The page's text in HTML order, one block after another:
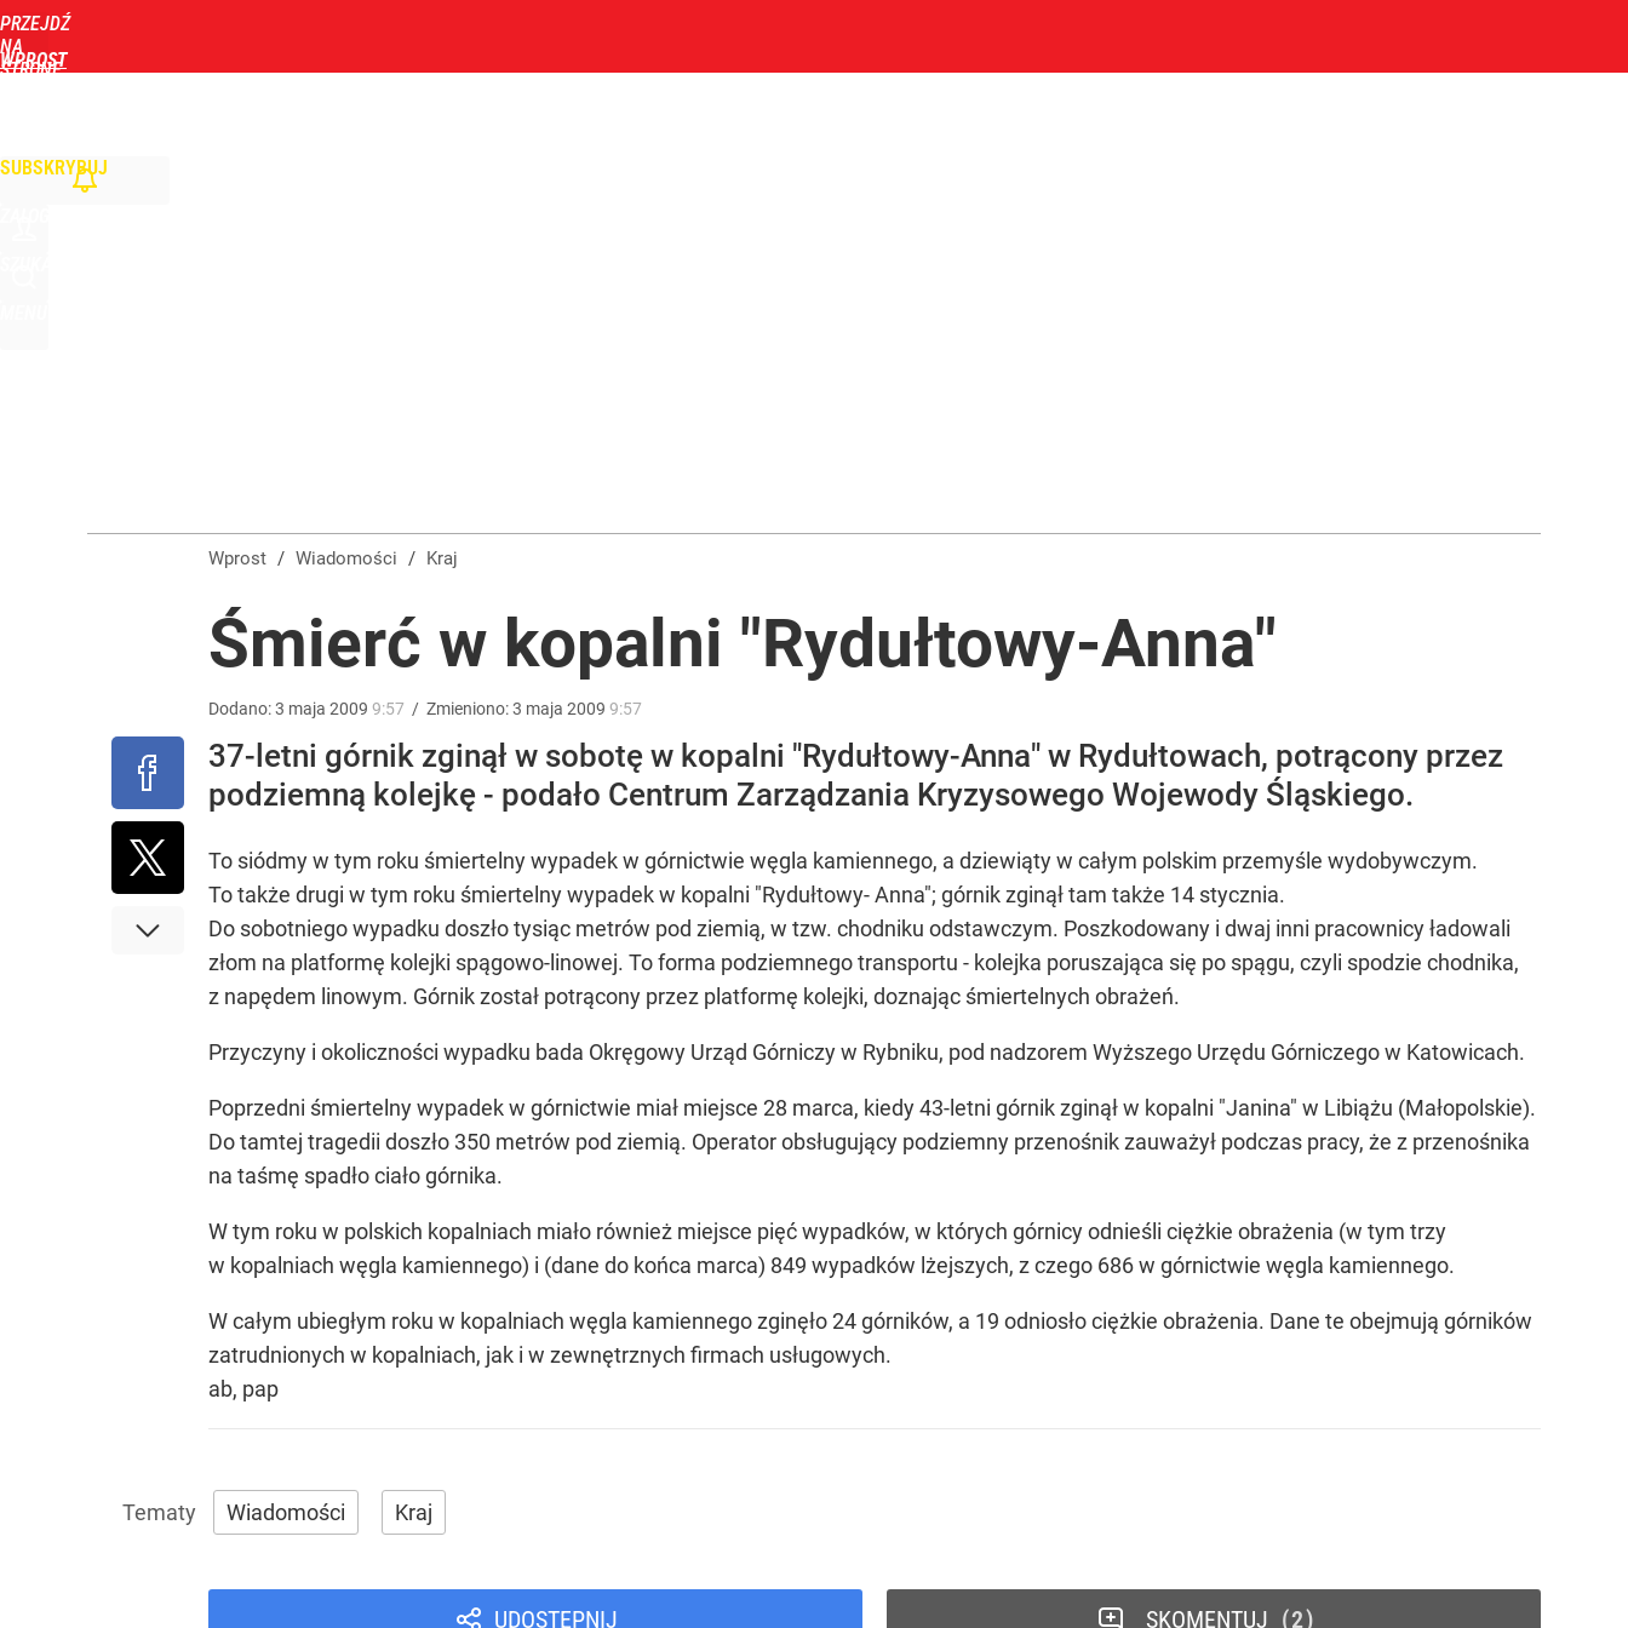
PRZEJDŹ
NA
STRONĘ
WPROST
SUBSKRYBUJ
dodaj
Vistula x LOT: Elegancja w podróży. Premiera wspólnej kolekcji kapsułowej
Farmacja: wzrost pod presją. co czeka branżę do 2030 roku?
Wróbel: Wywiad z Woydyłło o Idze Świątek obnażył coś znacznie gorszego
dodaj
Wprost / Wiadomości / Kraj
Śmierć w kopalni "Rydułtowy-Anna"
Dodano:3 maja 2009 9:57 / Zmieniono:3 maja 2009 9:57
37-letni górnik zginął w sobotę w kopalni "Rydułtowy-Anna" w Rydułtowach, potrącony przez
podziemną kolejkę - podało Centrum Zarządzania Kryzysowego Wojewody Śląskiego.
To siódmy w tym roku śmiertelny wypadek w górnictwie węgla kamiennego, a dziewiąty w całym polskim przemyśle wydobywczym.
To także drugi w tym roku śmiertelny wypadek w kopalni "Rydułtowy- Anna"; górnik zginął tam także 14 stycznia.
Do sobotniego wypadku doszło tysiąc metrów pod ziemią, w tzw. chodniku odstawczym. Poszkodowany i dwaj inni pracownicy ładowali
złom na platformę kolejki spągowo-linowej. To forma podziemnego transportu - kolejka poruszająca się po spągu, czyli spodzie chodnika,
z napędem linowym. Górnik został potrącony przez platformę kolejki, doznając śmiertelnych obrażeń.
Przyczyny i okoliczności wypadku bada Okręgowy Urząd Górniczy w Rybniku, pod nadzorem Wyższego Urzędu Górniczego w Katowicach.
Poprzedni śmiertelny wypadek w górnictwie miał miejsce 28 marca, kiedy 43-letni górnik zginął w kopalni "Janina" w Libiążu (Małopolskie).
Do tamtej tragedii doszło 350 metrów pod ziemią. Operator obsługujący podziemny przenośnik zauważył podczas pracy, że z przenośnika
na taśmę spadło ciało górnika.
W tym roku w polskich kopalniach miało również miejsce pięć wypadków, w których górnicy odnieśli ciężkie obrażenia (w tym trzy
w kopalniach węgla kamiennego) i (dane do końca marca) 849 wypadków lżejszych, z czego 686 w górnictwie węgla kamiennego.
W całym ubiegłym roku w kopalniach węgla kamiennego zginęło 24 górników, a 19 odniosło ciężkie obrażenia. Dane te obejmują górników
zatrudnionych w kopalniach, jak i w zewnętrznych firmach usługowych.
ab, pap
Wiadomości Kraj
UDOSTĘPNIJ SKOMENTUJ 2